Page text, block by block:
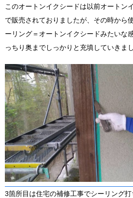
このオートンイクシードは以前オートン
で販売されておりましたが、その時から
ーリング＝オートンイクシードみたいな
っちり奥までしっかりと充填していきま
3箇所目は住宅の補修工事でシーリング